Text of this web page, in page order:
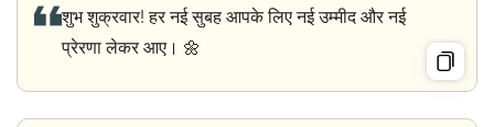
शुभ शुक्रवार! हर नई सुबह आपके लिए नई उम्मीद और नई
प्रेरणा लेकर आए। 🌼